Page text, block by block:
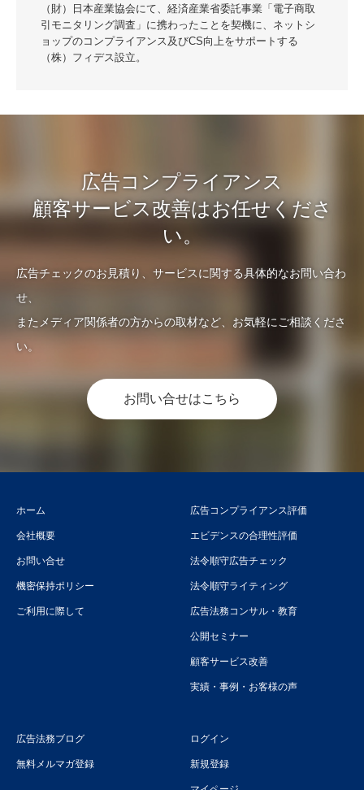
（財）日本産業協会にて、経済産業省委託事業「電子商取
引モニタリング調査」に携わったことを契機に、ネットシ
ョップのコンプライアンス及びCS向上をサポートする
（株）フィデス設立。
広告コンプライアンス
顧客サービス改善はお任せくださ
い。
広告チェックのお見積り、サービスに関する具体的なお問い合わ
せ、
またメディア関係者の方からの取材など、お気軽にご相談くださ
い。
お問い合せはこちら
ホーム
会社概要
お問い合せ
機密保持ポリシー
ご利用に際して
広告コンプライアンス評価
エビデンスの合理性評価
法令順守広告チェック
法令順守ライティング
広告法務コンサル・教育
公開セミナー
顧客サービス改善
実績・事例・お客様の声
広告法務ブログ
無料メルマガ登録
ログイン
新規登録